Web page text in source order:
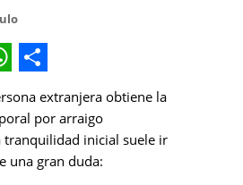
Share
extranjera obtiene la
por arraigo
tranquilidad inicial suele ir
una gran duda: